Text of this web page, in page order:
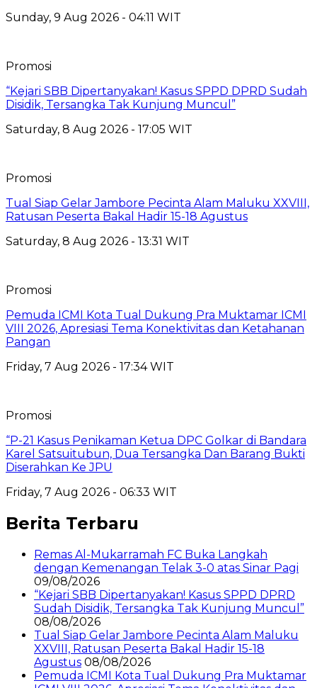
Sunday, 9 Aug 2026 - 04:11 WIT
Promosi
“Kejari SBB Dipertanyakan! Kasus SPPD DPRD Sudah
Disidik, Tersangka Tak Kunjung Muncul”
Saturday, 8 Aug 2026 - 17:05 WIT
Promosi
Tual Siap Gelar Jambore Pecinta Alam Maluku XXVIII,
Ratusan Peserta Bakal Hadir 15-18 Agustus
Saturday, 8 Aug 2026 - 13:31 WIT
Promosi
Pemuda ICMI Kota Tual Dukung Pra Muktamar ICMI
VIII 2026, Apresiasi Tema Konektivitas dan Ketahanan
Pangan
Friday, 7 Aug 2026 - 17:34 WIT
Promosi
“P-21 Kasus Penikaman Ketua DPC Golkar di Bandara
Karel Satsuitubun, Dua Tersangka Dan Barang Bukti
Diserahkan Ke JPU
Friday, 7 Aug 2026 - 06:33 WIT
Berita Terbaru
Remas Al-Mukarramah FC Buka Langkah
dengan Kemenangan Telak 3-0 atas Sinar Pagi
09/08/2026
“Kejari SBB Dipertanyakan! Kasus SPPD DPRD
Sudah Disidik, Tersangka Tak Kunjung Muncul”
08/08/2026
Tual Siap Gelar Jambore Pecinta Alam Maluku
XXVIII, Ratusan Peserta Bakal Hadir 15-18
Agustus 08/08/2026
Pemuda ICMI Kota Tual Dukung Pra Muktamar